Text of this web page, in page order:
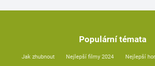
Populární témata
Jak zhubnout Nejlepší filmy 2024 Nejlepší